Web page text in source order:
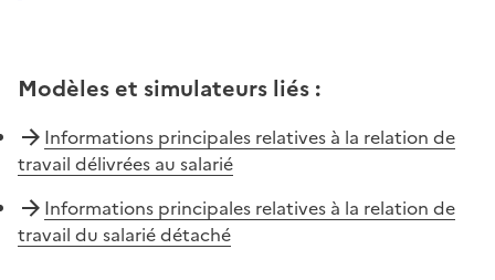
Modèles et simulateurs liés :
Informations principales relatives à la relation de
travail délivrées au salarié
Informations principales relatives à la relation de
travail du salarié détaché